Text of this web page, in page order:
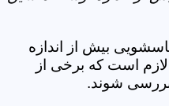
بیش از اندازه
است که برخی از
بررسی شوند.